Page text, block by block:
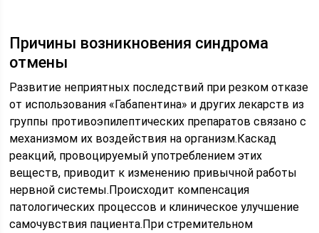
Причины возникновения синдрома
отмены
Развитие неприятных последствий при резком отказе
от использования «Габапентина» и других лекарств из
группы противоэпилептических препаратов связано с
механизмом их воздействия на организм.Каскад
реакций, провоцируемый употреблением этих
веществ, приводит к изменению привычной работы
нервной системы.Происходит компенсация
патологических процессов и клиническое улучшение
самочувствия пациента.При стремительном